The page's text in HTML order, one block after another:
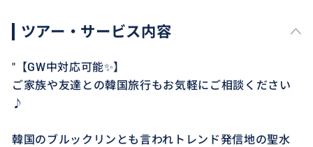
ツアー・サービス内容
"【GW中対応可能✨】
ご家族や友達との韓国旅行もお気軽にご相談ください
♪
韓国のブルックリンとも言われトレンド発信地の聖水